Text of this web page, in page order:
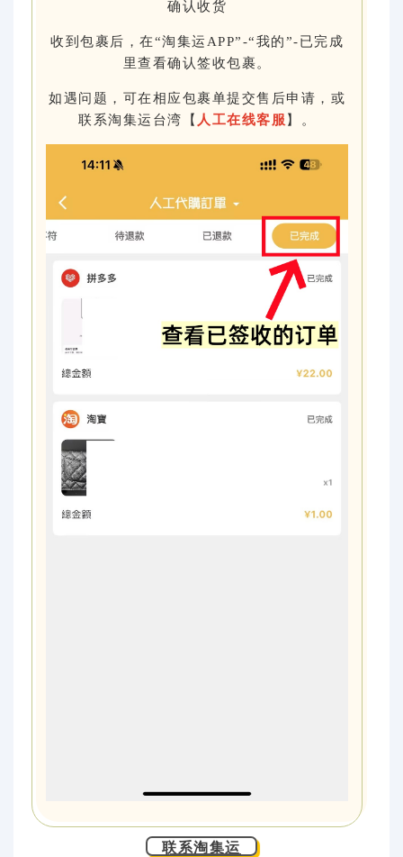
确认收货
收到包裹后，在“淘集运APP”-“我的”-已完成
里查看确认签收包裹。
如遇问题，可在相应包裹单提交售后申请，或
联系淘集运台湾【 人工在线客服 】。
联系淘集运